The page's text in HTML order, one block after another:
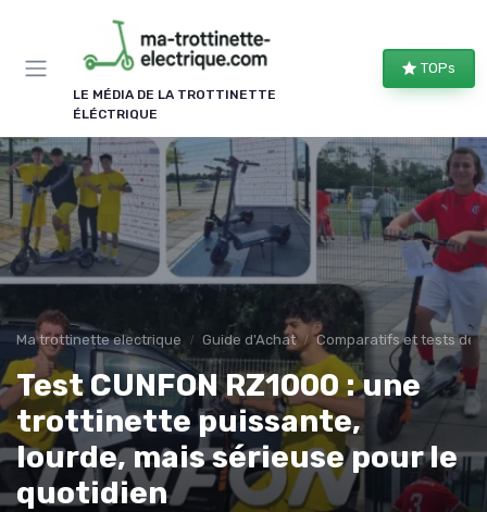
LE MÉDIA DE LA TROTTINETTE
ÉLÉCTRIQUE
TOPs
Ma trottinette electrique Guide d'Achat Comparatifs et tests de
Test CUNFON RZ1000 : une
trottinette puissante,
lourde, mais sérieuse pour le
quotidien